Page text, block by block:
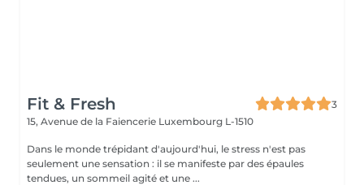
Fit & Fresh
3
15, Avenue de la Faiencerie Luxembourg L-1510
Dans le monde trépidant d'aujourd'hui, le stress n'est pas
seulement une sensation : il se manifeste par des épaules
tendues, un sommeil agité et une ...